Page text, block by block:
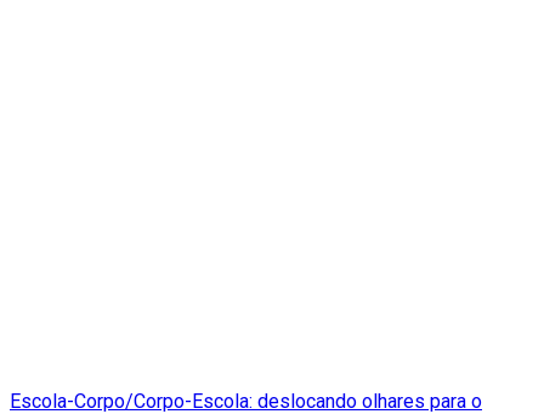
Escola-Corpo/Corpo-Escola: deslocando olhares para o